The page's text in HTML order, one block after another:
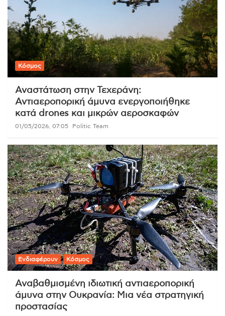
Κόσμος
Αναστάτωση στην Τεχεράνη:
Αντιαεροπορική άμυνα ενεργοποιήθηκε
κατά drones και μικρών αεροσκαφών
01/05/2026, 07:05 Politic Team
Ενδιαφέρουν Κόσμος
Αναβαθμισμένη ιδιωτική αντιαεροπορική
άμυνα στην Ουκρανία: Μια νέα στρατηγική
προστασίας